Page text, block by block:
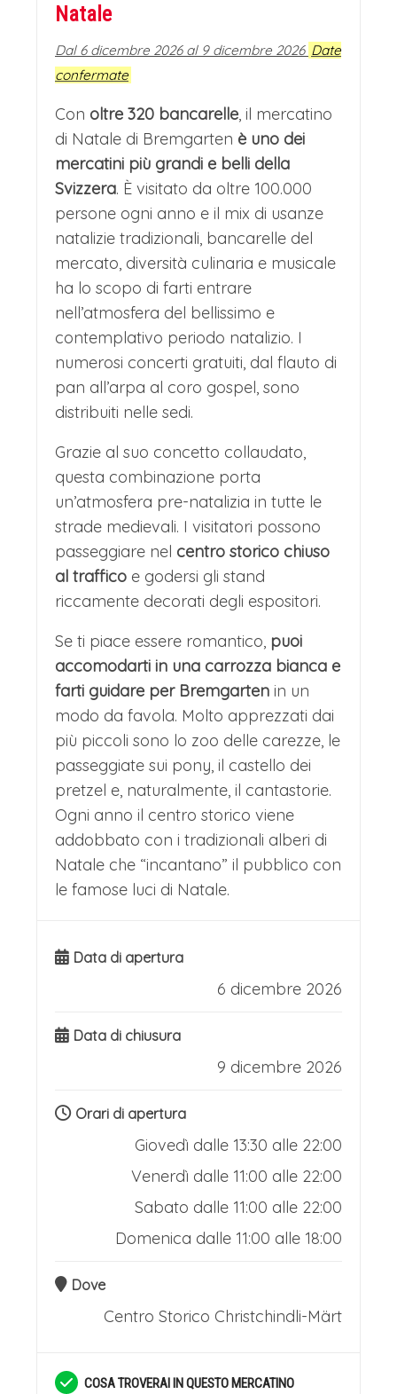
Natale
Dal 6 dicembre 2026 al 9 dicembre 2026 Date
confermate
Con oltre 320 bancarelle, il mercatino
di Natale di Bremgarten è uno dei
mercatini più grandi e belli della
Svizzera. È visitato da oltre 100.000
persone ogni anno e il mix di usanze
natalizie tradizionali, bancarelle del
mercato, diversità culinaria e musicale
ha lo scopo di farti entrare
nell’atmosfera del bellissimo e
contemplativo periodo natalizio. I
numerosi concerti gratuiti, dal flauto di
pan all’arpa al coro gospel, sono
distribuiti nelle sedi.
Grazie al suo concetto collaudato,
questa combinazione porta
un’atmosfera pre-natalizia in tutte le
strade medievali. I visitatori possono
passeggiare nel centro storico chiuso
al traffico e godersi gli stand
riccamente decorati degli espositori.
Se ti piace essere romantico, puoi
accomodarti in una carrozza bianca e
farti guidare per Bremgarten in un
modo da favola. Molto apprezzati dai
più piccoli sono lo zoo delle carezze, le
passeggiate sui pony, il castello dei
pretzel e, naturalmente, il cantastorie.
Ogni anno il centro storico viene
addobbato con i tradizionali alberi di
Natale che “incantano” il pubblico con
le famose luci di Natale.
Data di apertura
6 dicembre 2026
Data di chiusura
9 dicembre 2026
Orari di apertura
Giovedì dalle 13:30 alle 22:00
Venerdì dalle 11:00 alle 22:00
Sabato dalle 11:00 alle 22:00
Domenica dalle 11:00 alle 18:00
Dove
Centro Storico Christchindli-Märt
COSA TROVERAI IN QUESTO MERCATINO